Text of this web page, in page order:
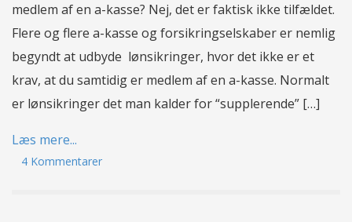
medlem af en a-kasse? Nej, det er faktisk ikke tilfældet.
Flere og flere a-kasse og forsikringselskaber er nemlig
begyndt at udbyde lønsikringer, hvor det ikke er et
krav, at du samtidig er medlem af en a-kasse. Normalt
er lønsikringer det man kalder for “supplerende” […]
Læs mere...
4 Kommentarer